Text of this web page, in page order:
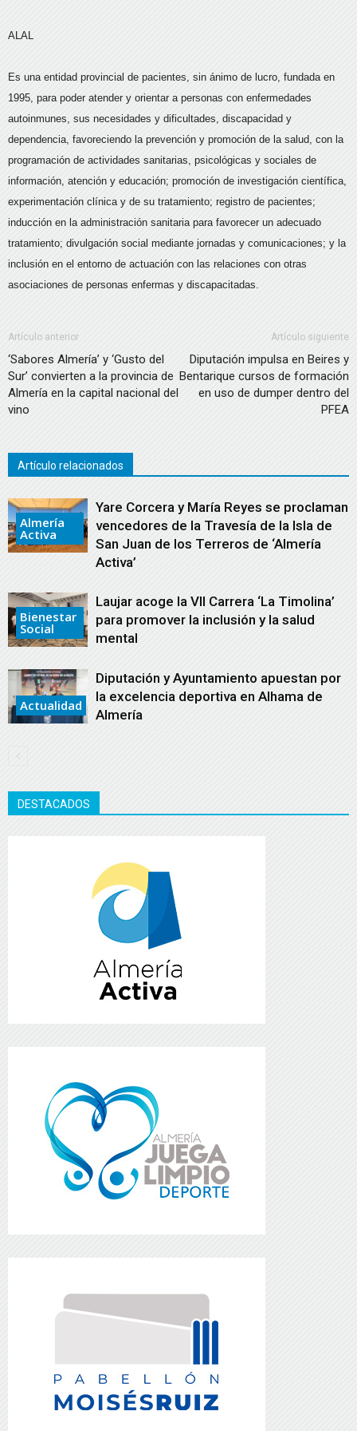
ALAL
Es una entidad provincial de pacientes, sin ánimo de lucro, fundada en
1995, para poder atender y orientar a personas con enfermedades
autoinmunes, sus necesidades y dificultades, discapacidad y
dependencia, favoreciendo la prevención y promoción de la salud, con la
programación de actividades sanitarias, psicológicas y sociales de
información, atención y educación; promoción de investigación científica,
experimentación clínica y de su tratamiento; registro de pacientes;
inducción en la administración sanitaria para favorecer un adecuado
tratamiento; divulgación social mediante jornadas y comunicaciones; y la
inclusión en el entorno de actuación con las relaciones con otras
asociaciones de personas enfermas y discapacitadas.
Artículo anterior
‘Sabores Almería’ y ‘Gusto del
Sur’ convierten a la provincia de
Almería en la capital nacional del
vino
Artículo siguiente
Diputación impulsa en Beires y
Bentarique cursos de formación
en uso de dumper dentro del
PFEA
Artículo relacionados
Almería
Activa
Yare Corcera y María Reyes se proclaman
vencedores de la Travesía de la Isla de
San Juan de los Terreros de ‘Almería
Activa’
Bienestar
Social
Laujar acoge la VII Carrera ‘La Timolina’
para promover la inclusión y la salud
mental
Actualidad
Diputación y Ayuntamiento apuestan por
la excelencia deportiva en Alhama de
Almería
DESTACADOS